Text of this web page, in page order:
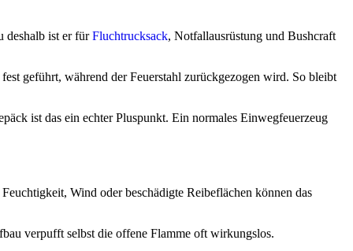
deshalb ist er fürFluchtrucksack, Notfallausrüstung und Bushcraft
geführt, während der Feuerstahl zurückgezogen wird. So bleibt
ist das ein echter Pluspunkt. Ein normales Einwegfeuerzeug
Wind oder beschädigte Reibeflächen können das
verpufft selbst die offene Flamme oft wirkungslos.